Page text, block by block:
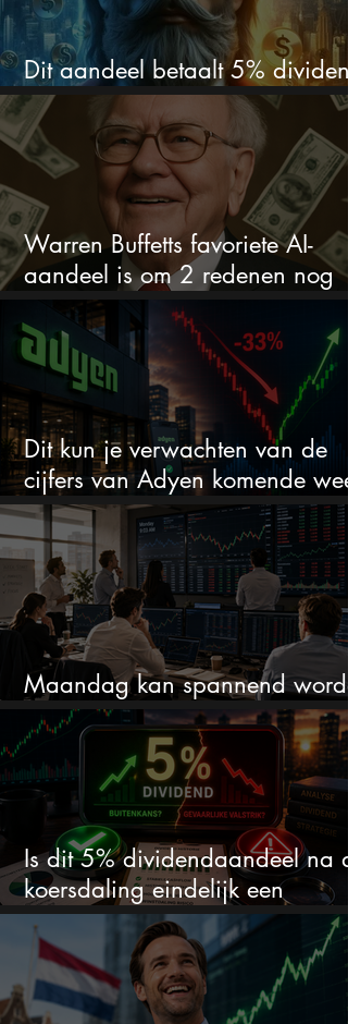
Dit aandeel betaalt 5%
Ik koop nog steeds bij
Warren Buffetts favoriete AI-
aandeel is om 2 redenen nog
steeds koopwaardig
Dit kun je verwachten van de
cijfers van Adyen komende
na 33% daling
Maandag kan spannend
dit zijn 3 dingen om op te letten
Is dit 5% dividendaandeel na
koersdaling eindelijk een
koopkans?